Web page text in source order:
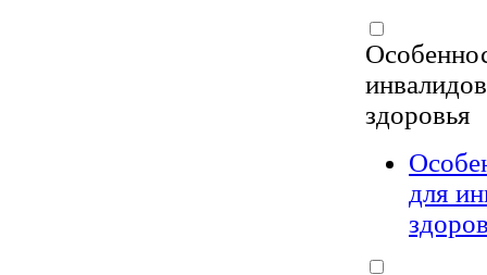
здоровья
для